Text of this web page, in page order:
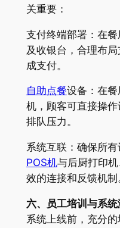
关重要：
支付终端部署：在
及收银台，合理布
成支付。
自助点餐设备：在
机，顾客可直接操
排队压力。
系统互联：确保所
POS机与后厨打印
效的连接和反馈机制
六、员工培训与系统
系统上线前，充分